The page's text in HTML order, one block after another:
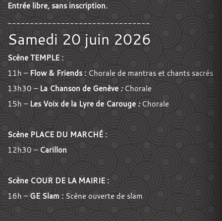
Entrée libre, sans inscription.
________________________________
Samedi 20 juin 2026
Scène TEMPLE :
11h – Flow & Friends : Chorale de mantras et chants sacrés
13h30 – La Chanson de Genève : Chorale
15h – Les Voix de la Lyre de Carouge : Chorale
Scène PLACE DU MARCHÉ :
12h30 – Carillon
Scène COUR DE LA MAIRIE :
16h – GE Slam : Scène ouverte de slam